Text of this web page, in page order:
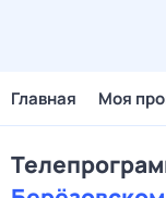
Главная Моя